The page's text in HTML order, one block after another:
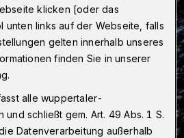
klicken [oder das
unten links auf der Webseite, falls
gelten innerhalb unseres
finden Sie in unserer
alle wuppertaler-
und schließt gem. Art. 49 Abs. 1 S.
Datenverarbeitung außerhalb